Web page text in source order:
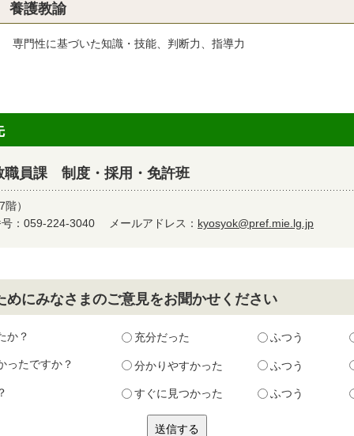
養護教諭
性に基づいた知識・技能、判断力、指導力
員課 制度・採用・免許班
）
号：059-224-3040 メールアドレス： kyosyok@pref.mie.lg.jp
めにみなさまのご意見をお聞かせください
か？ 充分だった ふつう
ったですか？ 分かりやすかった ふつう
すぐに見つかった ふつう